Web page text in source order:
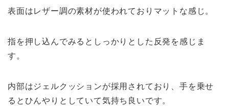
表面はレザー調の素材が使われておりマットな感じ。
指を押し込んでみるとしっかりとした反発を感じま
す。
内部はジェルクッションが採用されており、手を乗せ
るとひんやりとしていて気持ち良いです。